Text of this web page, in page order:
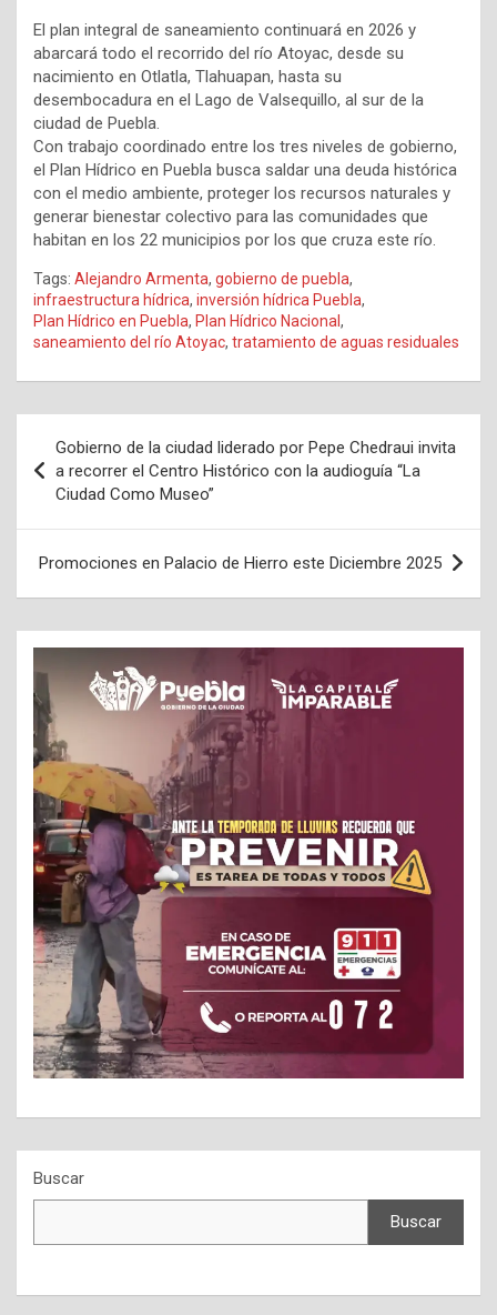
El plan integral de saneamiento continuará en 2026 y
abarcará todo el recorrido del río Atoyac, desde su
nacimiento en Otlatla, Tlahuapan, hasta su
desembocadura en el Lago de Valsequillo, al sur de la
ciudad de Puebla.
Con trabajo coordinado entre los tres niveles de gobierno,
el Plan Hídrico en Puebla busca saldar una deuda histórica
con el medio ambiente, proteger los recursos naturales y
generar bienestar colectivo para las comunidades que
habitan en los 22 municipios por los que cruza este río.
Tags: Alejandro Armenta, gobierno de puebla,
infraestructura hídrica, inversión hídrica Puebla,
Plan Hídrico en Puebla, Plan Hídrico Nacional,
saneamiento del río Atoyac, tratamiento de aguas residuales
de
entradas
Gobierno de la ciudad liderado por Pepe Chedraui invita
a recorrer el Centro Histórico con la audioguía “La
Ciudad Como Museo”
Promociones en Palacio de Hierro este Diciembre 2025
Buscar
Buscar